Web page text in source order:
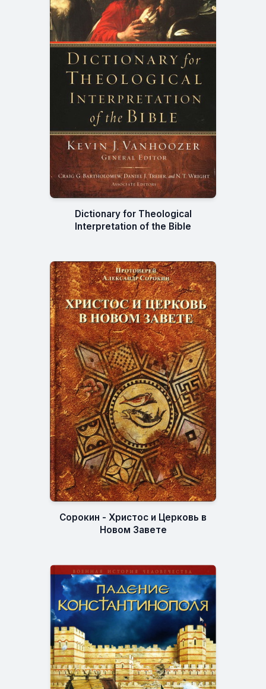
Dictionary for Theological
Interpretation of the Bible
Сорокин - Христос и Церковь в
Новом Завете